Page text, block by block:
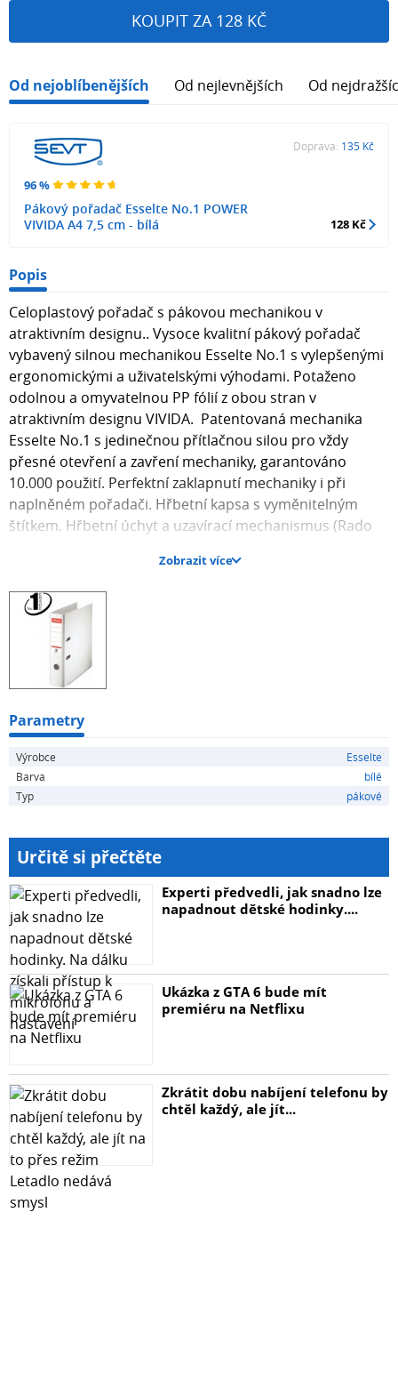
KOUPIT ZA 128 KČ
Od nejoblíbenějších Od nejlevnějších Od
96 %
Pákový pořadač Esselte No.1 POWER
VIVIDA A4 7,5 cm - bílá
Doprava: 135 Kč
128 Kč
Popis
Celoplastový pořadač s pákovou mechanikou v
atraktivním designu.. Vysoce kvalitní pákový pořadač
vybavený silnou mechanikou Esselte No.1 s vylepšenými
ergonomickými a uživatelskými výhodami. Potaženo
odolnou a omyvatelnou PP fólií z obou stran v
atraktivním designu VIVIDA. Patentovaná mechanika
Esselte No.1 s jedinečnou přítlačnou silou pro vždy
přesné otevření a zavření mechaniky, garantováno
10.000 použití. Perfektní zaklapnutí mechaniky i při
naplněném pořadači. Hřbetní kapsa s vyměnitelným
štítkem. Hřbetní úchyt a uzavírací mechanismus (Rado
pro delší životnost pořadače. Kapacita: 500 listů A4 (80
g/m2). 3 roky záruka na mechaniku, Certifikace FSC®.
Rozměry (ŠxVxH): 72 x 318 x 290 mm. Pro formát A4.
Šířka hřbetu: 75 mm.
Zobrazit více
Parametry
Výrobce
Esselte
Barva
bílé
Typ
pákové
Určitě si přečtěte
Experti předvedli, jak snadno lze
napadnout dětské hodinky....
Ukázka z GTA 6 bude mít
premiéru na Netflixu
Zkrátit dobu nabíjení telefonu by
chtěl každý, ale jít...